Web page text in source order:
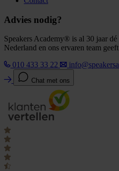
Advies nodig?
Speakers Academy® is al 30 jaar
Nederland en ons ervaren team
010 433 33 22
Chat met ons